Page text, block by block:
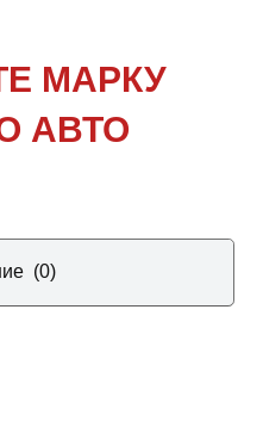
МАРКУ
АВТО